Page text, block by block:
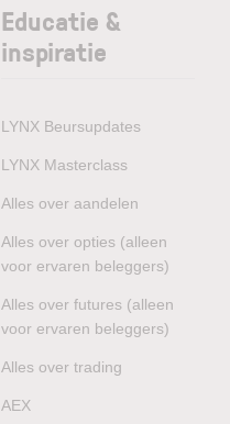
Educatie &
inspiratie
LYNX Beursupdates
LYNX Masterclass
Alles over aandelen
Alles over opties (alleen
voor ervaren beleggers)
Alles over futures (alleen
voor ervaren beleggers)
Alles over trading
AEX